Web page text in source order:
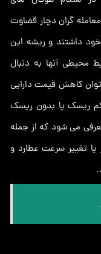
گران دچار قضاوت
داشتند و ریشه این
محیطی آنها به دنبال
توان کاهش قیمت دارایی
ریسک یا بدون ریسک
می شود که از جمله
یا تغییر سرعت عطارد و